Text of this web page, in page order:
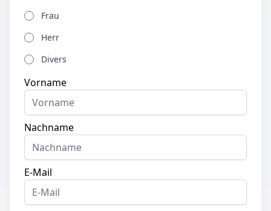
Frau
Herr
Divers
Vorname
Nachname
E-Mail